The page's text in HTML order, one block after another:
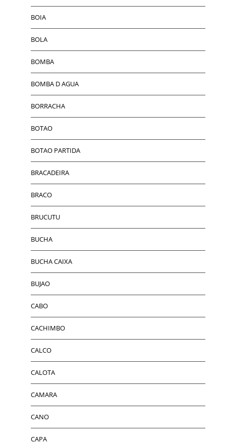
BOIA
BOLA
BOMBA
BOMBA D AGUA
BORRACHA
BOTAO
BOTAO PARTIDA
BRACADEIRA
BRACO
BRUCUTU
BUCHA
BUCHA CAIXA
BUJAO
CABO
CACHIMBO
CALCO
CALOTA
CAMARA
CANO
CAPA